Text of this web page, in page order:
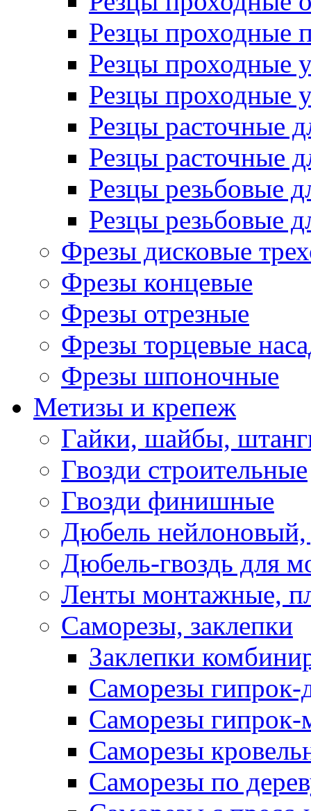
Резцы проходные
Резцы проходные
Резцы проходные
Резцы расточные
Резцы расточные
Резцы резьбовые
Резцы резьбовые
Фрезы дисковые
Фрезы концевые
Фрезы отрезные
Фрезы торцевые
Фрезы шпоночные
Метизы и крепеж
Гайки, шайбы,
Гвозди строительные
Гвозди финишные
Дюбель нейлоновый,
Дюбель-гвоздь для
Ленты монтажные,
Саморезы, заклепки
Заклепки
Саморезы гипрок-
Саморезы гипрок-
Саморезы
Саморезы по